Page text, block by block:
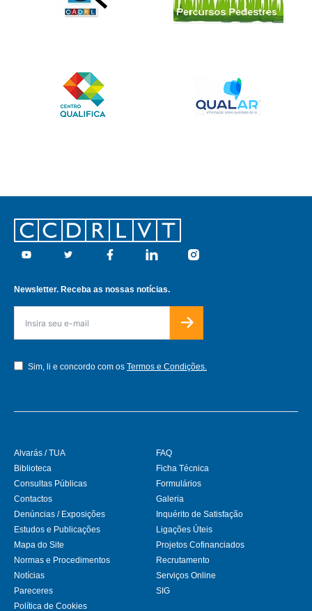
Footer
Youtube Twitter Facebook Linkedin Instagram
Newsletter. Receba as nossas notícias.
Sim, li e concordo com os Termos e Condições.
Alvarás / TUA
Biblioteca
Consultas Públicas
Contactos
Denúncias / Exposições
Estudos e Publicações
FAQ
Ficha Técnica
Formulários
Galeria
Inquérito de Satisfação
Ligações Úteis
Mapa do Site
Normas e Procedimentos
Notícias
Pareceres
Política de Cookies
Projetos Cofinanciados
Recrutamento
Serviços Online
SIG